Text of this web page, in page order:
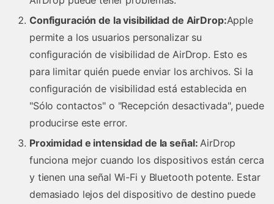
Configuración de la visibilidad de AirDrop:Apple
permite a los usuarios personalizar su
configuración de visibilidad de AirDrop. Esto es
para limitar quién puede enviar los archivos. Si la
configuración de visibilidad está establecida en
"Sólo contactos" o "Recepción desactivada", puede
producirse este error.
Proximidad e intensidad de la señal: AirDrop
funciona mejor cuando los dispositivos están cerca
y tienen una señal Wi-Fi y Bluetooth potente. Estar
demasiado lejos del dispositivo de destino puede